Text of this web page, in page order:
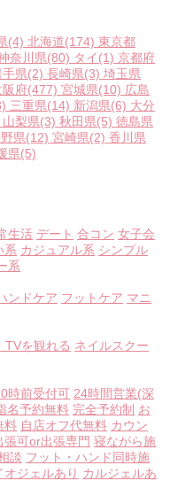
(4) 北海道(174) 東京都
奈川県(80) タイ(1) 京都府
手県(2) 長崎県(3) 埼玉県
阪府(477) 宮城県(10) 広島
三重県(14) 新潟県(6) 大分
山梨県(3) 秋田県(5) 徳島県
県(12) 宮崎県(2) 香川県
県(5)
生活 デート 合コン 女子会
系 カジュアル系 シンプル
系
ンドケア フットケア マニ
TVを観れる ネイルスクー
時前受付可 24時間営業(深
名予約無料 完全予約制 お
料 自店オフ代無料 カウン
張可or出張専門 寝ながら施
談 フット・ハンド同時施
オジェルあり カルジェルあ